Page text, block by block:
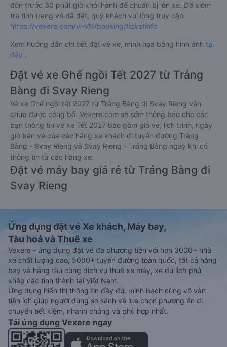
đón trước 30 phút giờ khởi hành để chuẩn bị lên xe. Để kiểm
tra tình trạng vé đã đặt, quý khách vui lòng truy cập
https://vexere.com/vi-VN/booking/ticketinfo
Xem hướng dẫn chi tiết đặt vé xe, minh họa bằng hình ảnh tại
đây .
Đặt vé xe Ghế ngồi Tết 2027 từ Trảng
Bàng đi Svay Rieng
Vé xe Ghế ngồi tết 2027 từ Trảng Bàng đi Svay Rieng vẫn
chưa được công bố. Vexere.com sẽ sớm thông báo cho các
bạn thông tin vé xe Tết 2027 bao gồm giá vé, lịch trình, ngày
giờ bán vé của các hãng xe khách đi tuyến đường Trảng
Bàng - Svay Rieng và Svay Rieng - Trảng Bàng ngay khi có
thông tin từ các hãng xe.
Đặt vé máy bay giá rẻ từ Trảng Bàng đi
Svay Rieng
Ứng dụng đặt vé Xe khách, Máy bay,
Tàu hoả và Thuê xe
Vexere - ứng dụng đặt vé đa phương tiện với hơn 3000+ nhà
xe chất lượng cao, 5000+ tuyến đường toàn quốc, tất cả hãng
bay và hãng tàu cùng dịch vụ thuê xe máy, xe du lịch phủ
khắp các tỉnh thành tại Việt Nam.
Ứng dụng hiển thị thông tin đầy đủ, minh bạch cùng vô vàn
tiện ích giúp người dùng so sánh và lựa chọn phương án di
chuyển tiết kiệm, nhanh chóng và phù hợp nhất.
Tải ứng dụng Vexere ngay